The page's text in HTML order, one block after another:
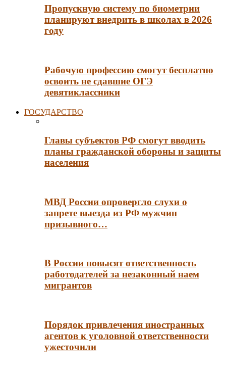
Пропускную систему по биометрии
планируют внедрить в школах в 2026
году
Рабочую профессию смогут бесплатно
освоить не сдавшие ОГЭ
девятиклассники
ГОСУДАРСТВО
Главы субъектов РФ смогут вводить
планы гражданской обороны и защиты
населения
МВД России опровергло слухи о
запрете выезда из РФ мужчин
призывного…
В России повысят ответственность
работодателей за незаконный наем
мигрантов
Порядок привлечения иностранных
агентов к уголовной ответственности
ужесточили